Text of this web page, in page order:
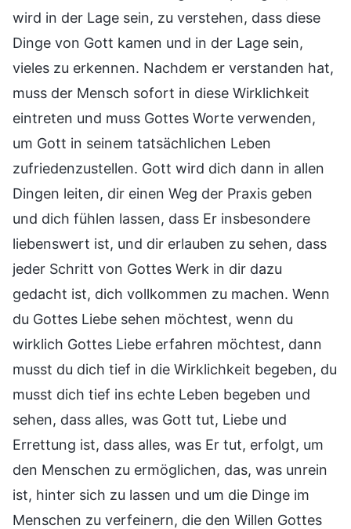
wird in der Lage sein, zu verstehen, dass diese
Dinge von Gott kamen und in der Lage sein,
vieles zu erkennen. Nachdem er verstanden hat,
muss der Mensch sofort in diese Wirklichkeit
eintreten und muss Gottes Worte verwenden,
um Gott in seinem tatsächlichen Leben
zufriedenzustellen. Gott wird dich dann in allen
Dingen leiten, dir einen Weg der Praxis geben
und dich fühlen lassen, dass Er insbesondere
liebenswert ist, und dir erlauben zu sehen, dass
jeder Schritt von Gottes Werk in dir dazu
gedacht ist, dich vollkommen zu machen. Wenn
du Gottes Liebe sehen möchtest, wenn du
wirklich Gottes Liebe erfahren möchtest, dann
musst du dich tief in die Wirklichkeit begeben, du
musst dich tief ins echte Leben begeben und
sehen, dass alles, was Gott tut, Liebe und
Errettung ist, dass alles, was Er tut, erfolgt, um
den Menschen zu ermöglichen, das, was unrein
ist, hinter sich zu lassen und um die Dinge im
Menschen zu verfeinern, die den Willen Gottes